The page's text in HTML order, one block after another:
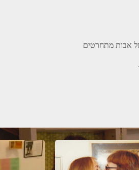
אבות מתחרטים